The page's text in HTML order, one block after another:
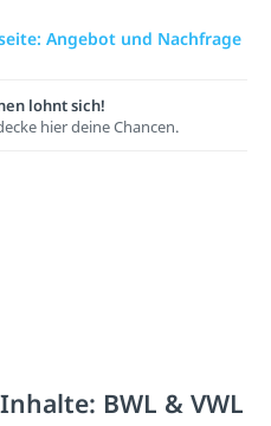
Angebot und Nachfrage
lohnt sich!
hier deine Chancen.
BWL & VWL